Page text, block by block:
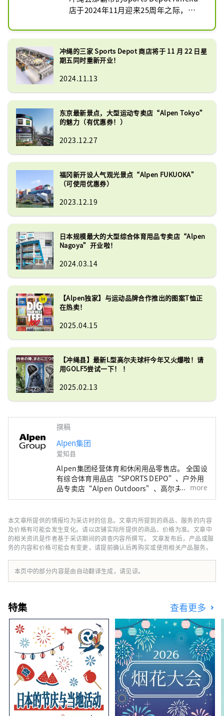
店于2024年11月迎来25周年之际，重
Ameku店”。
绳、San-A Main Place、山田电机、优
20分钟（车程6分钟）。
[经手品牌]
跑步：HOKA・on・NIKE
篮球：JORDAN・UNDER ARMOR・
deuce
斯、彪马
棒球：newbalance・MIZUNO PRO・
BeMoLo
冲绳的三家 Sports Depot 商店将于 11 月 22 日星
期五同时重新开业！
2024.11.13
东京最新景点，大型运动专卖店“Alpen Tokyo”
的魅力（有优惠券！）
2023.12.27
福冈新开设人气观光景点“Alpen FUKUOKA”
（可使用优惠券）
2023.12.19
日本规模最大的大型综合体育用品专卖店“Alpen
Nagoya”开业啦！
2024.03.14
【Alpen独家】与运动品牌合作推出的图案T恤正
在热卖！
2025.04.15
【冲绳县】最新L型高尔夫球杆今年又火爆啦！请
用GOLF5尝试一下！ ！
2025.02.13
撰稿
Alpen集团
爱知县
Alpen集团经营体育和休闲用品零售店。 全国设
有综合体育用品店“SPORTS DEPO”、户外用
品专卖店“Alpen Outdoors”、高尔夫专卖店
“GOLF5”，销售知名运动品牌的体育用品。
品和服务选择，以满足所有运动爱好者的需求。
more
本文章所提供的情报均为采访时的信息。文章内所提到的商品、服务的内容
及价格有可能会发生变化。请以店铺实际所提供的商品、价格为准。文章中
的相关资讯是作者基于采访期间的调查内容所撰写。 文章发布后，产品或服
务的内容和价格可能会有变更，请提前确认后再购买或使用相关产品服务。
本页中的部分内容是由自动翻译生成，请见谅。
特集 查看更多